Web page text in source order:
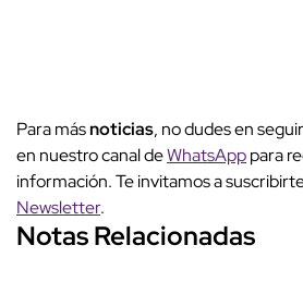
Para másnoticias, no dudes en
en nuestro canal deWhatsApppara
información. Te invitamos a
Newsletter.
Notas Relacionadas